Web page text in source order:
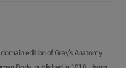
edition of Gray's Anatomy